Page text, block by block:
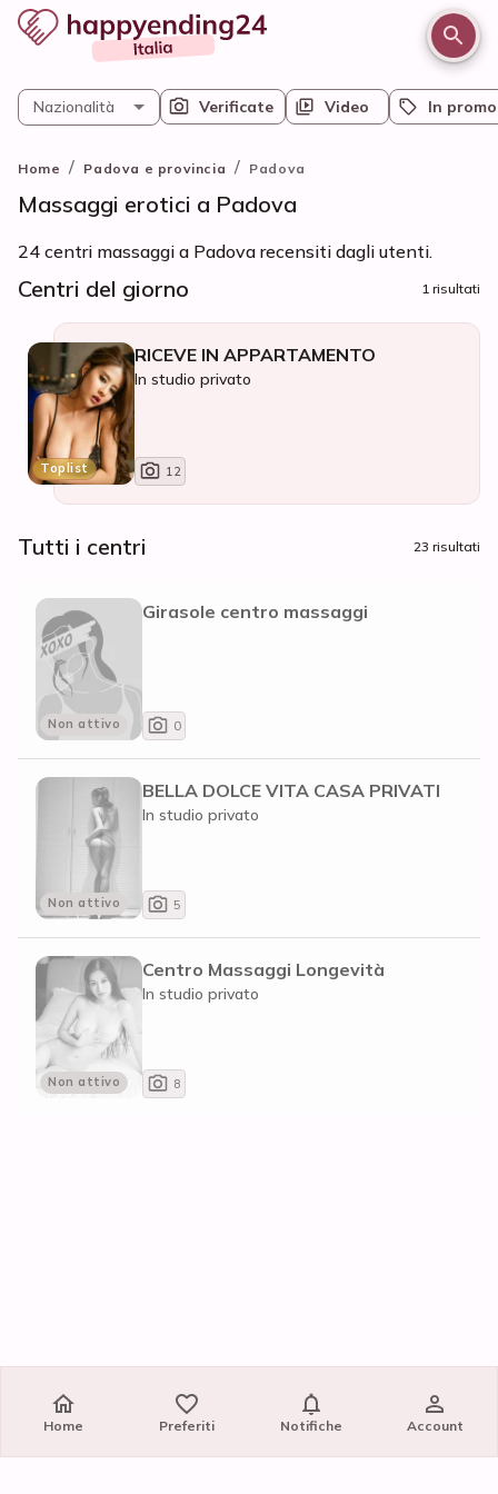
Verificate Video In promo
Nazionalità
Home / Padova e provincia / Padova
Massaggi erotici a Padova
24 centri massaggi a Padova recensiti dagli utenti.
Centri del giorno 1 risultati
Toplist
RICEVE IN APPARTAMENTO
In studio privato
12
Tutti i centri 23 risultati
Non attivo
Girasole centro massaggi
0
Non attivo
BELLA DOLCE VITA CASA PRIVATI
In studio privato
5
Non attivo
Centro Massaggi Longevità
In studio privato
8
Home Preferiti Notifiche Account